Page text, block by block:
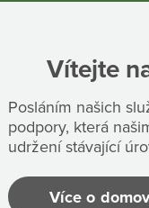
Vítejte
Posláním našich
podpory, která
udržení stávající
Více o